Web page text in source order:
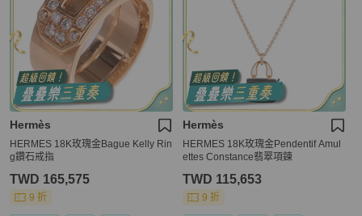
Hermès
HERMES 18K玫瑰金Bague Kelly Rin
g鑽石戒指
TWD 165,575
9 折
Hermès
HERMES 18K玫瑰金Pendentif Amul
ettes Constance翡翠項鍊
TWD 115,653
9 折